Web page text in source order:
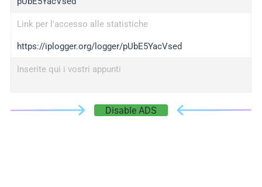
Link per l'accesso alle statistiche
https://iplogger.org/logger/pUbE5YacVsed
Inserite qui i vostri appunti
Disable ADS